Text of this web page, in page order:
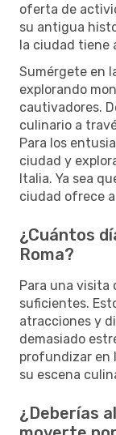
oferta de
su antigua
la ciudad tiene
Sumérgete en
explorando
cautivadores.
culinario a
Para los
ciudad y
Italia. Ya sea
ciudad ofrece
¿Cuántos
Roma?
Para una visita
suficientes.
atracciones y
demasiado
profundizar en
su escena
¿Deberías